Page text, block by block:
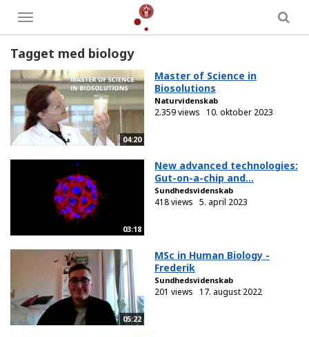
Toggle
menu
Tagget med biology
04:20
Master of Science in
Biosolutions
Naturvidenskab
2.359 views 10. oktober 2023
03:18
New advanced technologies:
Gut-on-a-chip and...
Sundhedsvidenskab
418 views 5. april 2023
05:22
MSc in Human Biology -
Frederik
Sundhedsvidenskab
201 views 17. august 2022